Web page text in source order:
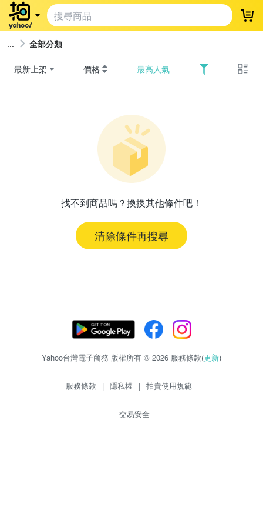
登
全部分類
最新上架 價格 最高人氣
找不到商品嗎？換換其他條件吧！
清除條件再搜尋
Yahoo台灣電子商務 版權所有 © 2026 服務條款(更新)
服務條款 | 隱私權 | 拍賣使用規範
交易安全